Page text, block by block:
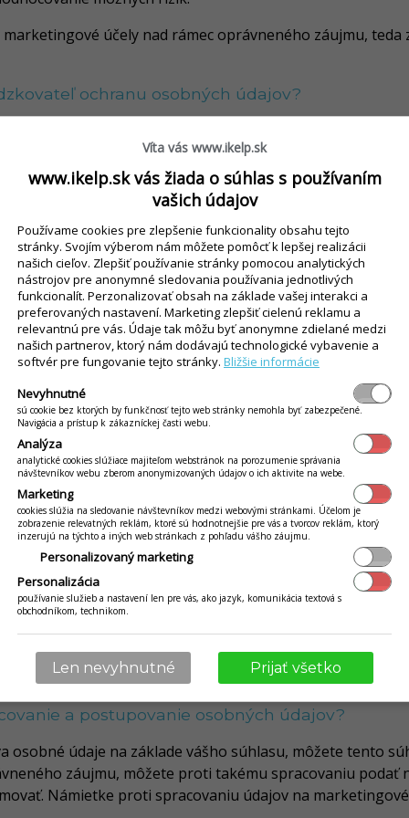
účely nad rámec oprávneného záujmu,
ochranu osobných údajov?
a procedurálnou kontrolou a prevádzkovateľ
maximálnu možnú ochranu spracovávaných údajov
aj pred iným možným zneužitím. Všetky osoby, ktoré s
zmluvne prevzatých povinností, sú viazané zákonnou
osobné údaje?
súvislosti s rokovaním o uzatvorení zmluvy a
obchodným a servisným partnerom. Ďalej
služieb alebo produktov. Takto získané osobné
tým súvisiacu účtovnú a zákonom stanovenú agendu.
spracovávať aj ďalšie údaje, napríklad z
postupuje osobné údaje?
orgánom, ak je táto povinnosť stanovená zákonom
(napr. pri vymáhaní dlžnej sumy súdnou cestou).
je možné len na základe uzatvorenej zmluvy, ktorá
Údaje možno postúpiť aj dodávateľom
Presný zoznam sprostredkovateľov a
zákazníka alebo na jeho príkaz možno osobné
a postupovaniu osobných údajov?
svoje práva dotknutej osoby. Máte právo na prístup k
opravu údajov. Môžete požiadať o vymazanie
vtedy, kedy sú potrebné, aby sme vám mohli
a postupovanie osobných údajov?
osobné údaje na základe vášho súhlasu, môžete tento
záujmu, môžete proti takému spracovaniu podať
Námietke proti spracovaniu údajov na
Víta vás www.ikelp.sk
www.ikelp.sk vás žiada o súhlas s používaním
vašich údajov
Používame cookies pre zlepšenie funkcionality obsahu tejto
stránky. Svojím výberom nám môžete pomôcť k lepšej realizácii
našich cieľov. Zlepšiť používanie stránky pomocou analytických
nástrojov pre anonymné sledovania používania jednotlivých
funkcionalít. Perzonalizovať obsah na základe vašej interakci a
preferovaných nastavení. Marketing zlepšiť cielenú reklamu a
relevantnú pre vás. Údaje tak môžu byť anonymne zdielané medzi
našich partnerov, ktorý nám dodávajú technologické vybavenie a
softvér pre fungovanie tejto stránky. Bližšie informácie
Nevyhnutné
sú cookie bez ktorých by funkčnosť tejto web stránky nemohla byť zabezpečené.
Navigácia a prístup k zákazníckej časti webu.
Analýza
analytické cookies slúžiace majiteľom webstránok na porozumenie správania
návštevníkov webu zberom anonymizovaných údajov o ich aktivite na webe.
Marketing
cookies slúžia na sledovanie návštevníkov medzi webovými stránkami. Účelom je
zobrazenie relevatných reklám, ktoré sú hodnotnejšie pre vás a tvorcov reklám, ktorý
inzerujú na týchto a iných web stránkach z pohľadu vášho záujmu.
Personalizovaný marketing
Personalizácia
používanie služieb a nastavení len pre vás, ako jazyk, komunikácia textová s
obchodníkom, technikom.
Len nevyhnutné Prijať všetko